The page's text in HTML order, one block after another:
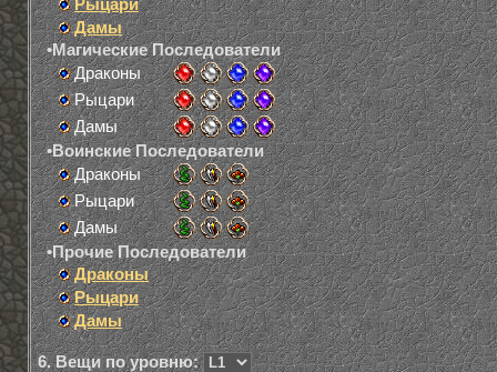
Рыцари
Дамы
•Магические Последователи
Драконы
Рыцари
Дамы
•Воинские Последователи
Драконы
Рыцари
Дамы
•Прочие Последователи
Драконы
Рыцари
Дамы
6. Вещи по уровню: